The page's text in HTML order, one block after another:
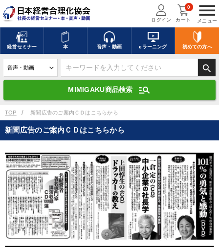
menu
メニュー
ログイン カート
0
経営セミナー 本 音声・動画 eラーニング 初めての方へ
search
MIMIGAKU商品検索 manage_search
キーワードを入力して探す
デジタル版対応のみ検索結果に表示する
search 上記の条件で検索
全国経営者セミナー講演収録物（全1315タイトル）からお探しいただけ
ます
カテゴリー
優秀各社の智恵と戦略 事業家のロマンと経営
若手異才経営者の発想 専門家のアドバイス
TOP 新聞広告のご案内ＣＤはこちらから
新聞広告のご案内ＣＤはこちらから